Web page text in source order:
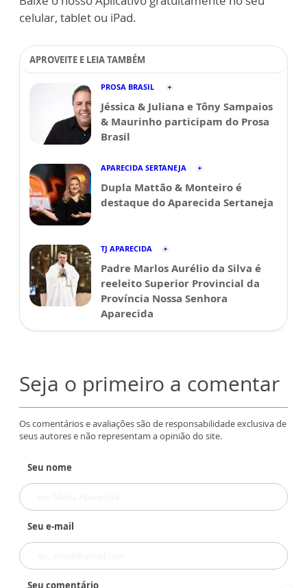
celular, tablet ou iPad.
APROVEITE E LEIA TAMBÉM
PROSA BRASIL
Jéssica & Juliana e Tôny Sampaios
& Maurinho participam do Prosa
Brasil
APARECIDA SERTANEJA
Dupla Mattão & Monteiro é
destaque do Aparecida Sertaneja
TJ APARECIDA
Padre Marlos Aurélio da Silva é
reeleito Superior Provincial da
Província Nossa Senhora
Aparecida
Seja o primeiro a comentar
Os comentários e avaliações são de responsabilidade exclusiva de
seus autores e não representam a opinião do site.
Seu nome
Seu e-mail
Seu comentário